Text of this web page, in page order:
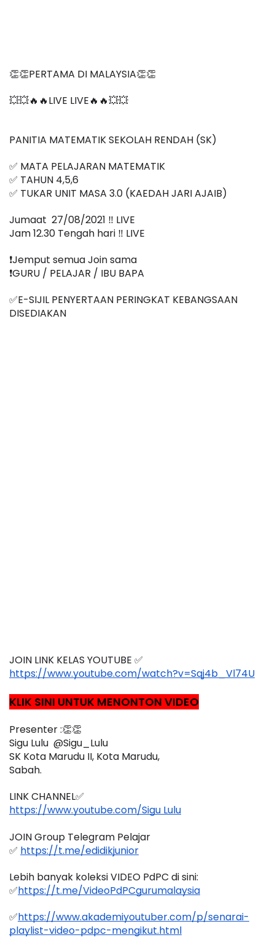
👏👏PERTAMA DI MALAYSIA👏👏
💥💥🔥🔥LIVE LIVE🔥🔥💥💥
PANITIA MATEMATIK SEKOLAH RENDAH (SK)
✅ MATA PELAJARAN MATEMATIK
✅ TAHUN 4,5,6
✅ TUKAR UNIT MASA 3.0 (KAEDAH JARI AJAIB)
Jumaat  27/08/2021 ‼️ LIVE
Jam 12.30 Tengah hari ‼️ LIVE
❗️Jemput semua Join sama
❗️GURU / PELAJAR / IBU BAPA
✅E-SIJIL PENYERTAAN PERINGKAT KEBANGSAAN
DISEDIAKAN
JOIN LINK KELAS YOUTUBE ✅
https://www.youtube.com/watch?v=Sqj4b_Vl74U
KLIK SINI UNTUK MENONTON VIDEO
Presenter :👏👏
Sigu Lulu  @Sigu_Lulu
SK Kota Marudu II, Kota Marudu,
Sabah.
LINK CHANNEL✅
https://www.youtube.com/Sigu Lulu
JOIN Group Telegram Pelajar
✅ https://t.me/edidikjunior
Lebih banyak koleksi VIDEO PdPC di sini:
✅https://t.me/VideoPdPCgurumalaysia
✅https://www.akademiyoutuber.com/p/senarai-
playlist-video-pdpc-mengikut.html